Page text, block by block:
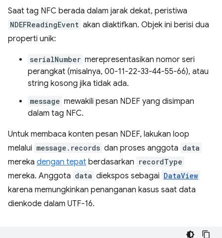
Saat tag NFC berada dalam jarak dekat, peristiwa
NDEFReadingEvent akan diaktifkan. Objek ini berisi dua
properti unik:
serialNumber merepresentasikan nomor seri
perangkat (misalnya, 00-11-22-33-44-55-66), atau
string kosong jika tidak ada.
message mewakili pesan NDEF yang disimpan
dalam tag NFC.
Untuk membaca konten pesan NDEF, lakukan loop
melalui message.records dan proses anggota data
mereka dengan tepat berdasarkan recordType
mereka. Anggota data diekspos sebagai DataView
karena memungkinkan penanganan kasus saat data
dienkode dalam UTF-16.